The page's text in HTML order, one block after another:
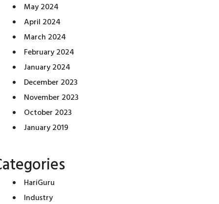
May 2024
April 2024
March 2024
February 2024
January 2024
December 2023
November 2023
October 2023
January 2019
HariGuru
Industry